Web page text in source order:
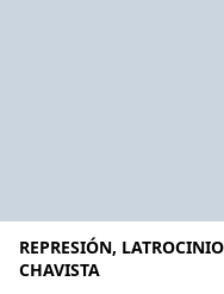
REPRESIÓN,
CHAVISTA